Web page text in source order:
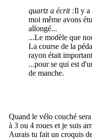
quartz a écrit :Il y a
moi même avons
allongé...
...Le modèle que
La course de la
rayon était
...pour se qui est
de manche.
Quand le vélo couché
à 3 ou 4 roues et je suis
Aurais tu fait un croquis